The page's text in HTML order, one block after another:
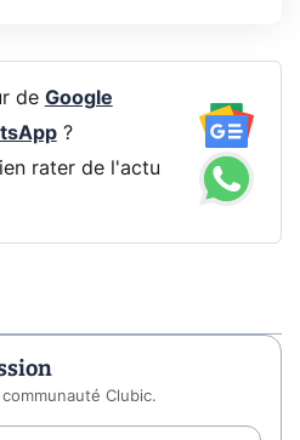
de Google
?
rater de l'actu
Clubic.